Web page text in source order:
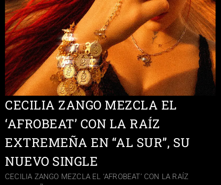
CECILIA ZANGO MEZCLA EL
‘AFROBEAT’ CON LA RAÍZ
EXTREMEÑA EN “AL SUR”, SU
NUEVO SINGLE
CECILIA ZANGO MEZCLA EL ‘AFROBEAT’ CON LA RAÍZ